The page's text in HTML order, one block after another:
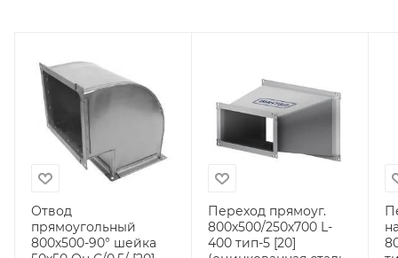
Отвод
прямоугольный
800х500-90° шейка
Переход прямоуг.
800х500/250х700 L-
400 тип-5 [20]